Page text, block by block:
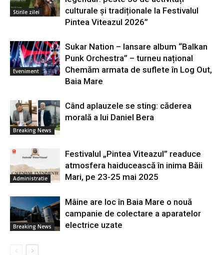
Stirile zilei
culturale și tradiționale la Festivalul
Pintea Viteazul 2026”
Eveniment
Sukar Nation – lansare album “Balkan
Punk Orchestra” – turneu național
Chemăm armata de suflete în Log Out,
Baia Mare
Breaking News
Când aplauzele se sting: căderea
morală a lui Daniel Bera
Administratie
Festivalul „Pintea Viteazul” readuce
atmosfera haiducească în inima Băii
Mari, pe 23-25 mai 2025
Breaking News
Mâine are loc în Baia Mare o nouă
campanie de colectare a aparatelor
electrice uzate